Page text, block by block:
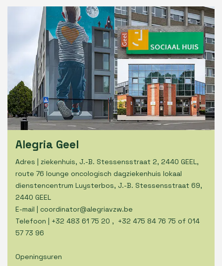
Alegria Geel
Adres | ziekenhuis, J.-B. Stessensstraat 2, 2440 GEEL,
route 76 lounge oncologisch dagziekenhuis lokaal
dienstencentrum Luysterbos, J.-B. Stessensstraat 69,
2440 GEEL
E-mail | coordinator@alegriavzw.be
Telefoon | +32 483 61 75 20 , +32 475 84 76 75 of 014
57 73 96
Openingsuren